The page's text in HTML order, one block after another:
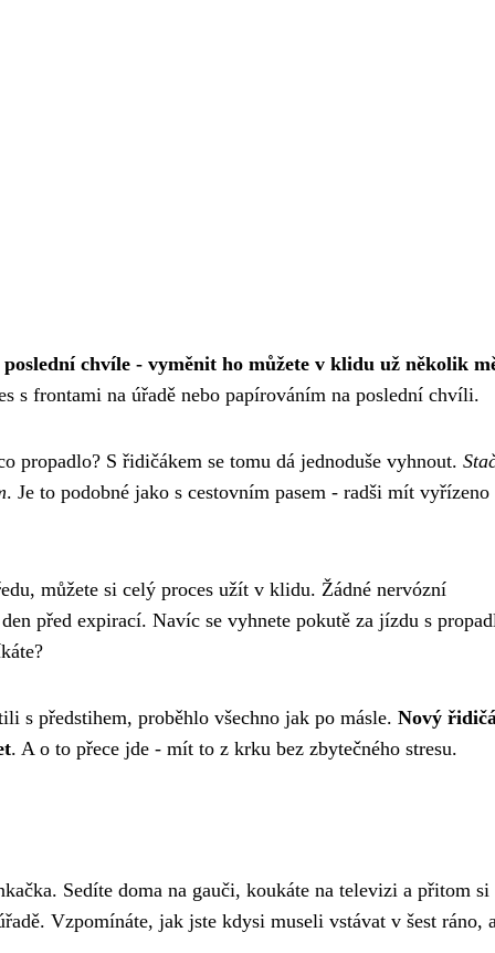
poslední chvíle - vyměnit ho můžete v klidu už několik
s frontami na úřadě nebo papírováním na poslední chvíli.
propadlo? S řidičákem se tomu dá jednoduše vyhnout.
. Je to podobné jako s cestovním pasem - radši mít
můžete si celý proces užít v klidu. Žádné nervózní
před expirací. Navíc se vyhnete pokutě za jízdu s
s předstihem, proběhlo všechno jak po másle. Nový
. A o to přece jde - mít to z krku bez zbytečného stresu.
Sedíte doma na gauči, koukáte na televizi a přitom si
Vzpomínáte, jak jste kdysi museli vstávat v šest ráno,